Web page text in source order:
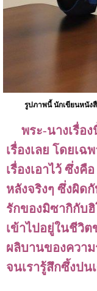
รูปภาพนี้ นักเขียนหนัง
พระ-นางเรื่อ
เรื่องเลย โดยเ
เรื่องเอาไว้ ซึ่งคื
หลังจริงๆ ซึ่งผิด
รักของมิซากิกับฮิ
เข้าไปอยู่ในชีวิต
ผลิบานของควา
จนเรารู้สึกซึ้งปน